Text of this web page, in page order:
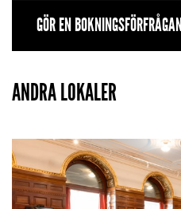
GÖR EN BOKNINGSFÖRFRÅGAN
ANDRA LOKALER